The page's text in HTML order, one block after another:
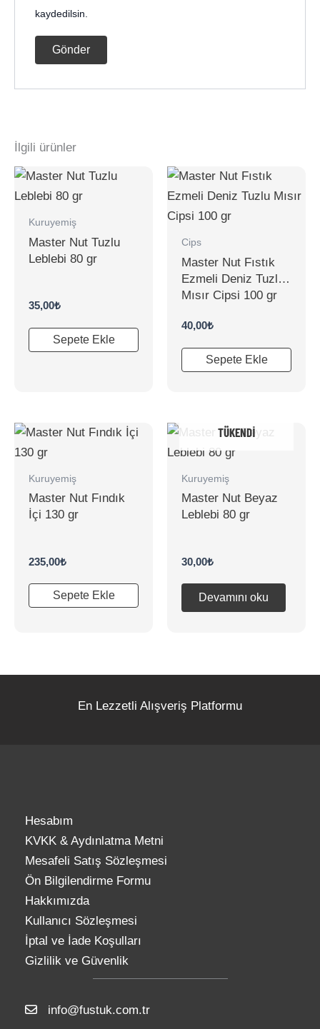
kaydedilsin.
İlgili ürünler
Kuruyemiş
Master Nut Tuzlu
Leblebi 80 gr
35,00₺
Sepete Ekle
Cips
Master Nut Fıstık
Ezmeli Deniz Tuzlu
Mısır Cipsi 100 gr
40,00₺
Sepete Ekle
Kuruyemiş
Master Nut Fındık
İçi 130 gr
235,00₺
Sepete Ekle
TÜKENDI
Kuruyemiş
Master Nut Beyaz
Leblebi 80 gr
30,00₺
Devamını oku
En Lezzetli Alışveriş Platformu
Hesabım
KVKK & Aydınlatma Metni
Mesafeli Satış Sözleşmesi
Ön Bilgilendirme Formu
Hakkımızda
Kullanıcı Sözleşmesi
İptal ve İade Koşulları
Gizlilik ve Güvenlik
info@fustuk.com.tr